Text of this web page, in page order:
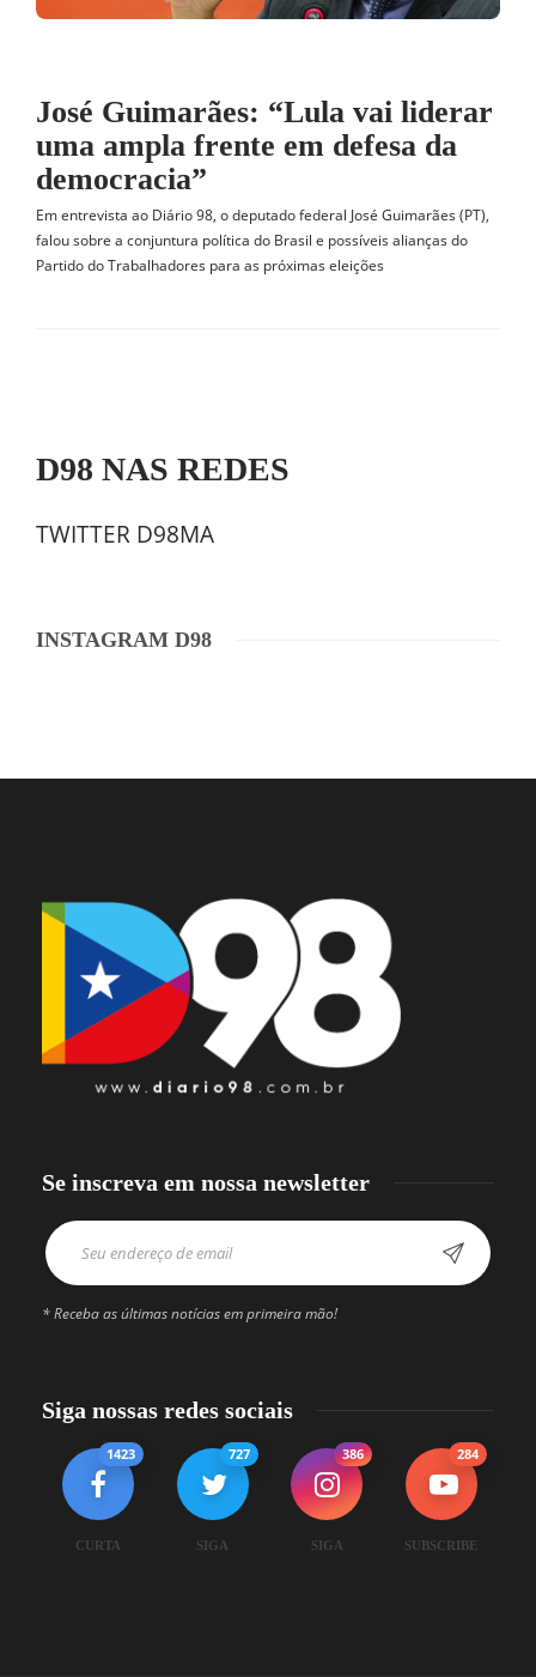
José Guimarães: “Lula vai liderar
uma ampla frente em defesa da
democracia”
Em entrevista ao Diário 98, o deputado federal José Guimarães (PT),
falou sobre a conjuntura política do Brasil e possíveis alianças do
Partido do Trabalhadores para as próximas eleições
D98 NAS REDES
TWITTER D98MA
INSTAGRAM D98
Se inscreva em nossa newsletter
* Receba as últimas notícias em primeira mão!
Siga nossas redes sociais
1423
CURTA
727
SIGA
386
SIGA
284
SUBSCRIBE